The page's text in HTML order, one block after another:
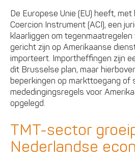
De Europese Unie (EU) heeft,
Coercion Instrument (ACI), een
klaarliggen om
gericht zijn op Amerikaanse
importeert. Importheffingen zijn
dit Brusselse plan, maar
beperkingen op markttoegang of
mededingingsregels voor
opgelegd.
TMT-sector
Nederlandse